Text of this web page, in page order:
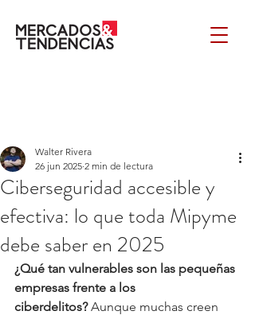
Ciberseguridad accesible y
efectiva: lo que toda Mipyme
debe saber en 2025
Walter Rivera
26 jun 2025 2 min de lectura
¿Qué tan vulnerables son las pequeñas
empresas frente a los
ciberdelitos? Aunque muchas creen